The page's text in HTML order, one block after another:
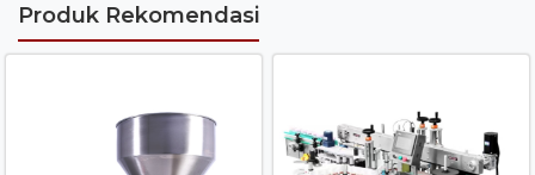
Produk Rekomendasi